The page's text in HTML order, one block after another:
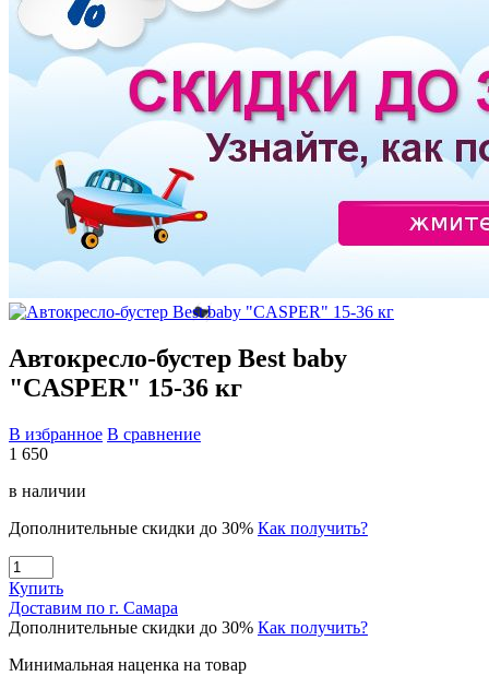
Автокресло-бустер Best baby
"CASPER" 15-36 кг
В избранное В сравнение
1 650
в наличии
Дополнительные скидки до 30% Как получить?
Купить
Доставим по г. Самара
Дополнительные скидки до 30% Как получить?
Минимальная наценка на товар